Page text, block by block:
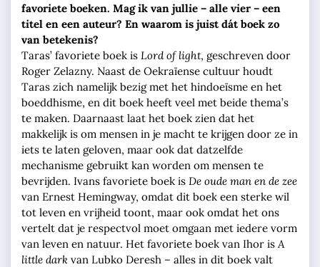
favoriete boeken. Mag ik van jullie – alle vier – een
titel en een auteur? En waarom is juist dát boek zo
van betekenis?
Taras’ favoriete boek is Lord of light, geschreven door
Roger Zelazny. Naast de Oekraïense cultuur houdt
Taras zich namelijk bezig met het hindoeïsme en het
boeddhisme, en dit boek heeft veel met beide thema’s
te maken. Daarnaast laat het boek zien dat het
makkelijk is om mensen in je macht te krijgen door ze in
iets te laten geloven, maar ook dat datzelfde
mechanisme gebruikt kan worden om mensen te
bevrijden. Ivans favoriete boek is De oude man en de zee
van Ernest Hemingway, omdat dit boek een sterke wil
tot leven en vrijheid toont, maar ook omdat het ons
vertelt dat je respectvol moet omgaan met iedere vorm
van leven en natuur. Het favoriete boek van Ihor is A
little dark van Lubko Deresh – alles in dit boek valt